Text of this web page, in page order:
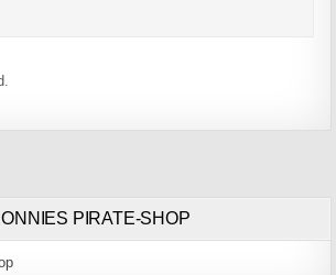
PIRATE-SHOP